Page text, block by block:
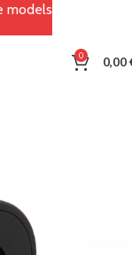
0 0,00
models